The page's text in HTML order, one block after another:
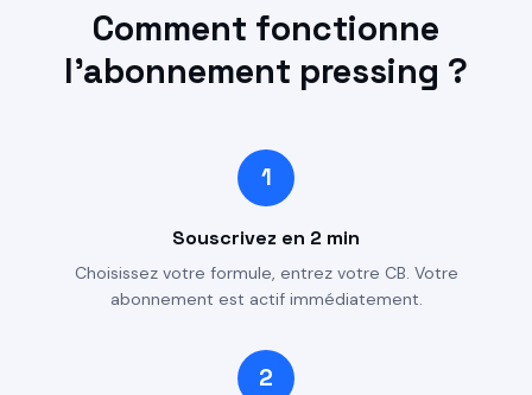
Comment fonctionne
l'abonnement pressing ?
1
Souscrivez en 2 min
Choisissez votre formule, entrez votre CB. Votre
abonnement est actif immédiatement.
2